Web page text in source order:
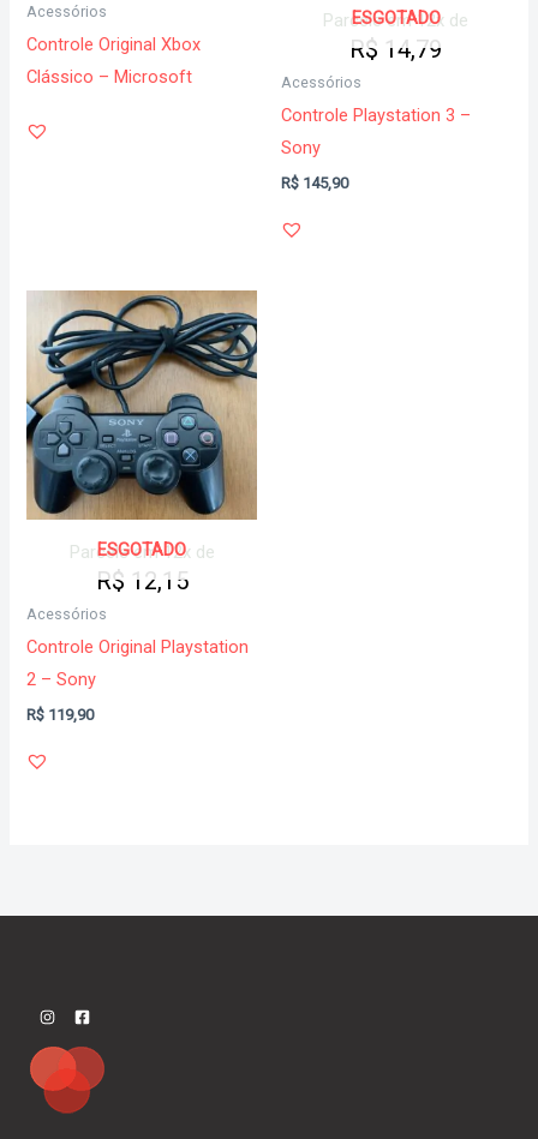
Acessórios
Controle Original Xbox
Clássico – Microsoft
ESGOTADO
Parcele em 12x de
R$ 14,79
Acessórios
Controle Playstation 3 –
Sony
R$ 145,90
ESGOTADO
Parcele em 12x de
R$ 12,15
Acessórios
Controle Original Playstation
2 – Sony
R$ 119,90